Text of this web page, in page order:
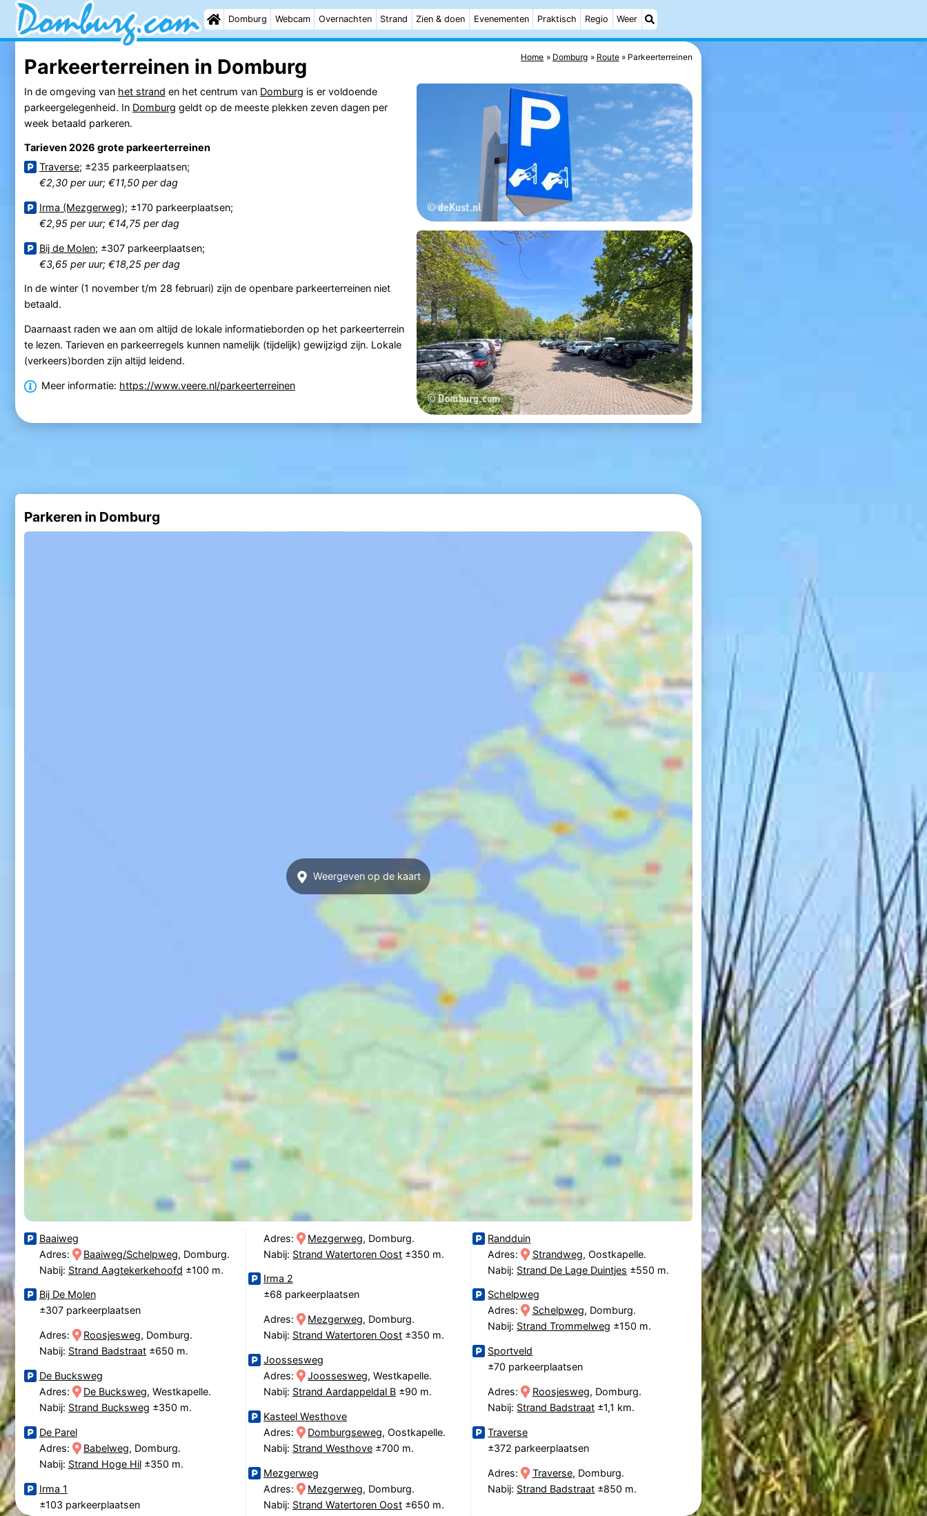
Domburg Webcam Overnachten Strand Zien & doen Evenementen Praktisch Regio Weer
Home Domburg Route Parkeerterreinen
Parkeerterreinen in Domburg
In de omgeving van het strand en het centrum van Domburg is er voldoende
parkeergelegenheid. In Domburg geldt op de meeste plekken zeven dagen per
week betaald parkeren.
Tarieven 2026 grote parkeerterreinen
Traverse; ±235 parkeerplaatsen;
€2,30 per uur; €11,50 per dag
Irma (Mezgerweg); ±170 parkeerplaatsen;
€2,95 per uur; €14,75 per dag
Bij de Molen; ±307 parkeerplaatsen;
€3,65 per uur; €18,25 per dag
In de winter (1 november t/m 28 februari) zijn de openbare parkeerterreinen niet
betaald.
Daarnaast raden we aan om altijd de lokale informatieborden op het parkeerterrein
te lezen. Tarieven en parkeerregels kunnen namelijk (tijdelijk) gewijzigd zijn. Lokale
(verkeers)borden zijn altijd leidend.
Meer informatie: https://www.veere.nl/parkeerterreinen
Parkeren in Domburg
Weergeven op de kaart
Baaiweg
Adres:
Baaiweg/Schelpweg, Domburg.
Nabij: Strand Aagtekerkehoofd ±100 m.
Bij De Molen
±307 parkeerplaatsen
Adres: Roosjesweg, Domburg.
Nabij: Strand Badstraat±650 m.
De Bucksweg
Adres:
De Bucksweg, Westkapelle.
Nabij: Strand Bucksweg ±350 m.
De Parel
Adres:
Babelweg, Domburg.
Nabij: Strand Hoge Hil±350 m.
Irma 1
±103 parkeerplaatsen
Adres: Mezgerweg, Domburg.
Nabij: Strand Watertoren Oost ±350 m.
Irma 2
±68 parkeerplaatsen
Adres: Mezgerweg, Domburg.
Nabij: Strand Watertoren Oost ±350 m.
Joossesweg
Adres:
Joossesweg, Westkapelle.
Nabij: Strand Aardappeldal B ±90 m.
Kasteel Westhove
Adres:
Domburgseweg, Oostkapelle.
Nabij: Strand Westhove ±700 m.
Mezgerweg
Adres:
Mezgerweg, Domburg.
Nabij: Strand Watertoren Oost ±650 m.
Randduin
Adres:
Strandweg, Oostkapelle.
Nabij: Strand De Lage Duintjes ±550 m.
Schelpweg
Adres:
Schelpweg, Domburg.
Nabij: Strand Trommelweg ±150 m.
Sportveld
±70 parkeerplaatsen
Adres: Roosjesweg, Domburg.
Nabij: Strand Badstraat ±1,1 km.
Traverse
±372 parkeerplaatsen
Adres: Traverse, Domburg.
Nabij: Strand Badstraat ±850 m.